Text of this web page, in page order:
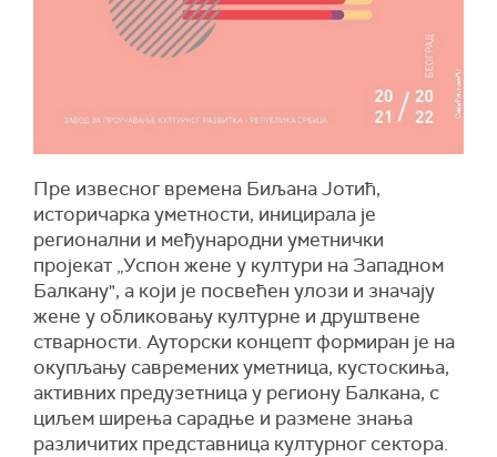
Пре извесног времена Биљана Јотић,
историчарка уметности, иницирала је
регионални и међународни уметнички
пројекат „Успон жене у култури на Западном
Балкану", а који је посвећен улози и значају
жене у обликовању културне и друштвене
стварности. Ауторски концепт формиран је на
окупљању савремених уметница, кустоскиња,
активних предузетница у региону Балкана, с
циљем ширења сарадње и размене знања
различитих представница културног сектора.